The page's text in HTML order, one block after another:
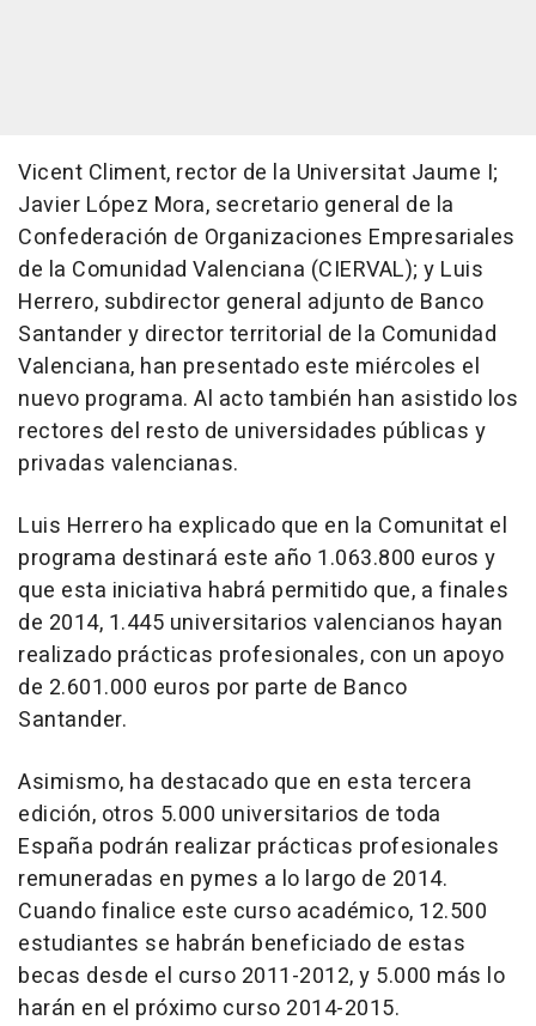
Vicent Climent, rector de la Universitat Jaume I;
Javier López Mora, secretario general de la
Confederación de Organizaciones Empresariales
de la Comunidad Valenciana (CIERVAL); y Luis
Herrero, subdirector general adjunto de Banco
Santander y director territorial de la Comunidad
Valenciana, han presentado este miércoles el
nuevo programa. Al acto también han asistido los
rectores del resto de universidades públicas y
privadas valencianas.
Luis Herrero ha explicado que en la Comunitat el
programa destinará este año 1.063.800 euros y
que esta iniciativa habrá permitido que, a finales
de 2014, 1.445 universitarios valencianos hayan
realizado prácticas profesionales, con un apoyo
de 2.601.000 euros por parte de Banco
Santander.
Asimismo, ha destacado que en esta tercera
edición, otros 5.000 universitarios de toda
España podrán realizar prácticas profesionales
remuneradas en pymes a lo largo de 2014.
Cuando finalice este curso académico, 12.500
estudiantes se habrán beneficiado de estas
becas desde el curso 2011-2012, y 5.000 más lo
harán en el próximo curso 2014-2015.